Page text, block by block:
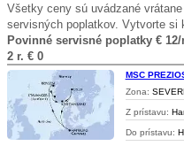
Všetky ceny sú uvádzané
servisných poplatkov. Vytvorte si
Povinné servisné poplatky €
2 r. € 0
MSC
Zona:
Z prístavu:
Do prístavu: